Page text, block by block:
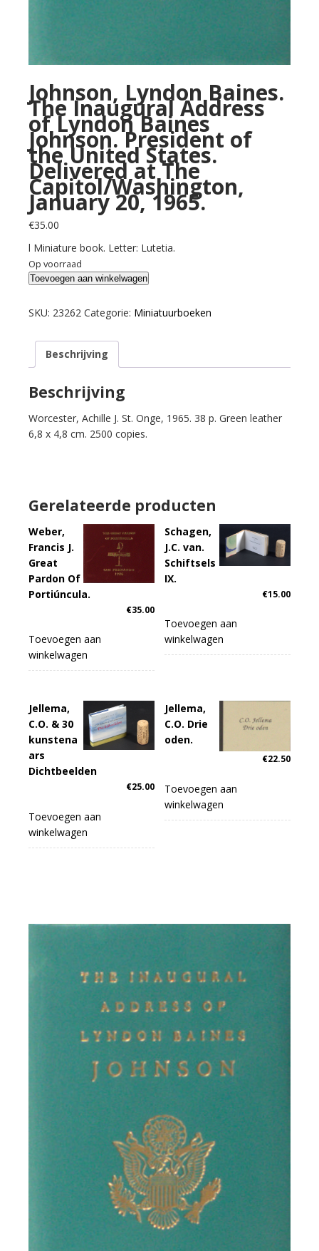
Johnson, Lyndon Baines.
The Inaugural Address
of Lyndon Baines
Johnson. President of
the United States.
Delivered at The
Capitol/Washington,
January 20, 1965.
€35.00
l Miniature book. Letter: Lutetia.
Op voorraad
Johnson,
Baines.
Inaugural
Address
of
Lyndon
Johnson.
President
States.
Delivered
at
The
Capitol/Washington,
January
20,
Toevoegen aan winkelwagen
SKU: 23262 Categorie: Miniatuurboeken
Beschrijving
Beschrijving
Worcester, Achille J. St. Onge, 1965. 38 p. Green leather
6,8 x 4,8 cm. 2500 copies.
Gerelateerde producten
Weber,
Francis J.
Great
Pardon Of
Portiúncula.
€35.00
Toevoegen aan
winkelwagen
Schagen,
J.C. van.
Schiftsels
IX.
€15.00
Toevoegen aan
winkelwagen
Jellema,
C.O. & 30
kunstena
ars
Dichtbeelden
€25.00
Toevoegen aan
winkelwagen
Jellema,
C.O. Drie
oden.
€22.50
Toevoegen aan
winkelwagen